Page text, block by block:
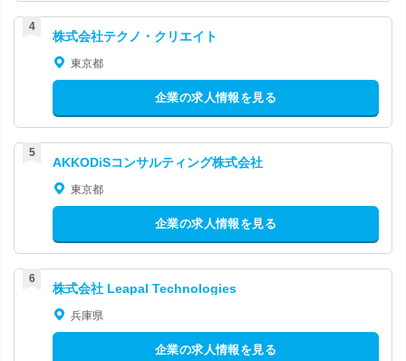
株式会社テクノ・クリエイト
東京都
企業の求人情報を見る
AKKODiSコンサルティング株式会社
東京都
企業の求人情報を見る
株式会社 Leapal Technologies
兵庫県
企業の求人情報を見る